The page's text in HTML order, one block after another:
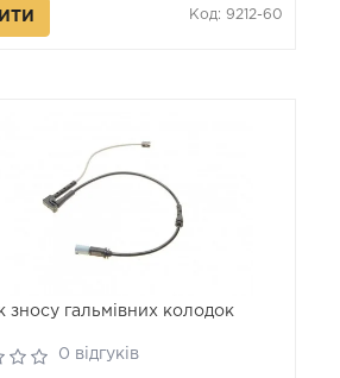
Код: 9212-60
зносу гальмівних колодок
0 відгуків